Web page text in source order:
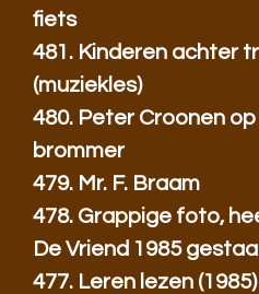
fiets
481. Kinderen achter
(muziekles)
480. Peter Croonen op
brommer
479. Mr. F. Braam
478. Grappige foto,
De Vriend 1985
477. Leren lezen (1985)